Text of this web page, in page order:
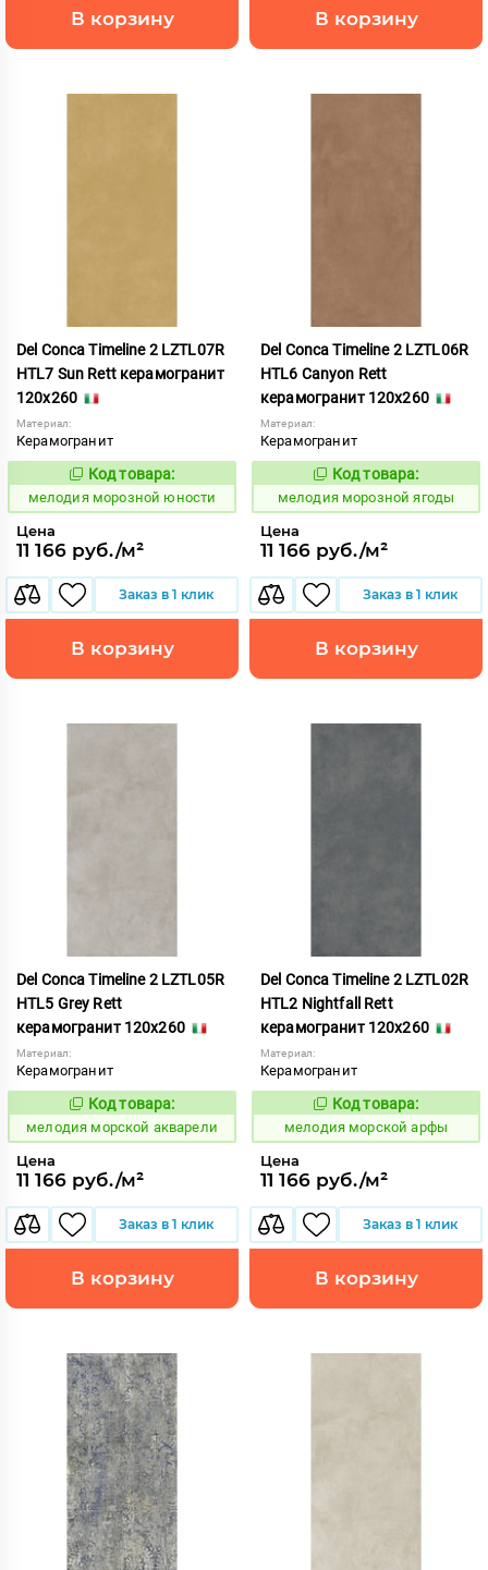
В корзину В корзину
Del Conca Timeline 2 LZTL07R
HTL7 Sun Rett керамогранит
120x260
Материал:
Керамогранит
960623
Код товара:
мелодия морозной юности
Цена
11 166 руб./м²
Заказ в 1 клик
В корзину
Del Conca Timeline 2 LZTL06R
HTL6 Canyon Rett
керамогранит 120x260
Материал:
Керамогранит
960624
Код товара:
мелодия морозной ягоды
Цена
11 166 руб./м²
Заказ в 1 клик
В корзину
Del Conca Timeline 2 LZTL05R
HTL5 Grey Rett
керамогранит 120x260
Материал:
Керамогранит
960625
Код товара:
мелодия морской акварели
Цена
11 166 руб./м²
Заказ в 1 клик
В корзину
Del Conca Timeline 2 LZTL02R
HTL2 Nightfall Rett
керамогранит 120x260
Материал:
Керамогранит
960626
Код товара:
мелодия морской арфы
Цена
11 166 руб./м²
Заказ в 1 клик
В корзину